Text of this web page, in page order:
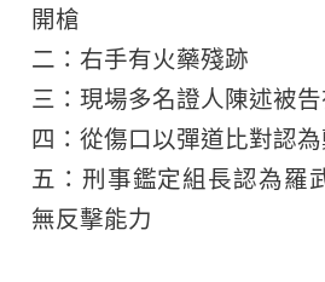
開槍
二：右手有火藥殘跡
三：現場多名證人陳述被
四：從傷口以彈道比對認
五：刑事鑑定組長認為羅
無反擊能力